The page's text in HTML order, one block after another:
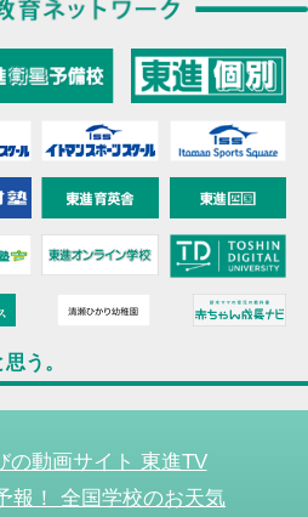
う。
の動画サイト 東進TV
報！ 全国学校のお天気